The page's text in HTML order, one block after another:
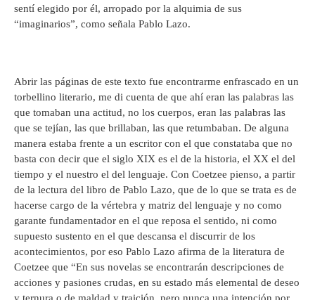
sentí elegido por él, arropado por la alquimia de sus
“imaginarios”, como señala Pablo Lazo.
Abrir las páginas de este texto fue encontrarme enfrascado en un
torbellino literario, me di cuenta de que ahí eran las palabras las
que tomaban una actitud, no los cuerpos, eran las palabras las
que se tejían, las que brillaban, las que retumbaban. De alguna
manera estaba frente a un escritor con el que constataba que no
basta con decir que el siglo XIX es el de la historia, el XX el del
tiempo y el nuestro el del lenguaje. Con Coetzee pienso, a partir
de la lectura del libro de Pablo Lazo, que de lo que se trata es de
hacerse cargo de la vértebra y matriz del lenguaje y no como
garante fundamentador en el que reposa el sentido, ni como
supuesto sustento en el que descansa el discurrir de los
acontecimientos, por eso Pablo Lazo afirma de la literatura de
Coetzee que “En sus novelas se encontrarán descripciones de
acciones y pasiones crudas, en su estado más elemental de deseo